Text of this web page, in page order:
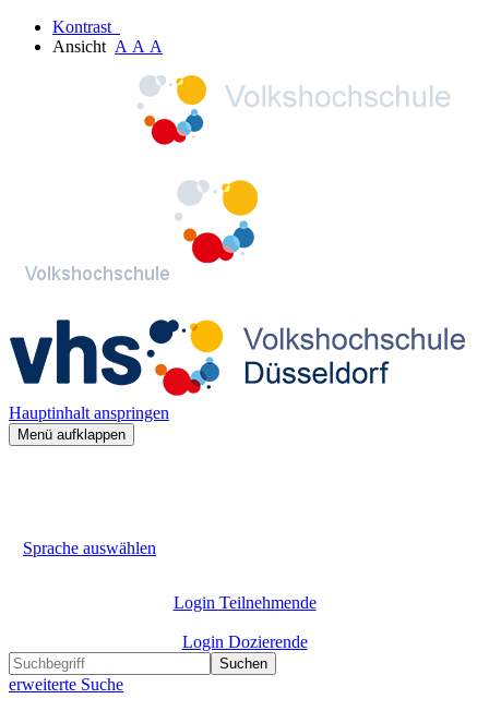
Kontrast
Ansicht A A A
Hauptinhalt anspringen
Menü aufklappen
Sprache auswählen
Login Teilnehmende
Login Dozierende
Suchen
erweiterte Suche